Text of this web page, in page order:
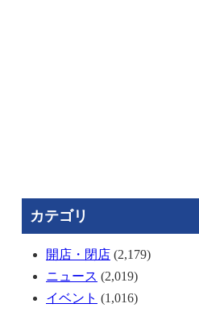
カテゴリ
開店・閉店 (2,179)
ニュース (2,019)
イベント (1,016)